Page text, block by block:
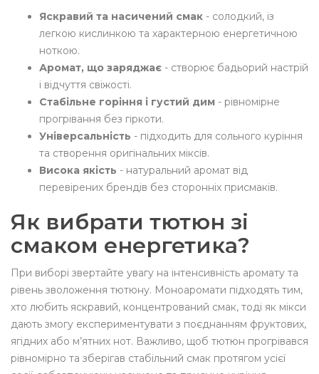
Яскравий та насичений смак - солодкий, із
легкою кислинкою та характерною енергетичною
ноткою.
Аромат, що заряджає - створює бадьорий настрій
і відчуття свіжості.
Стабільне горіння і густий дим - рівномірне
прогрівання без гіркоти.
Універсальність - підходить для сольного куріння
та створення оригінальних міксів.
Висока якість - натуральний аромат від
перевірених брендів без сторонніх присмаків.
Як вибрати тютюн зі
смаком енергетика?
При виборі звертайте увагу на інтенсивність аромату та
рівень зволоження тютюну. Моноаромати підходять тим,
хто любить яскравий, концентрований смак, тоді як мікси
дають змогу експериментувати з поєднанням фруктових,
ягідних або м’ятних нот. Важливо, щоб тютюн прогрівався
рівномірно та зберігав стабільний смак протягом усієї